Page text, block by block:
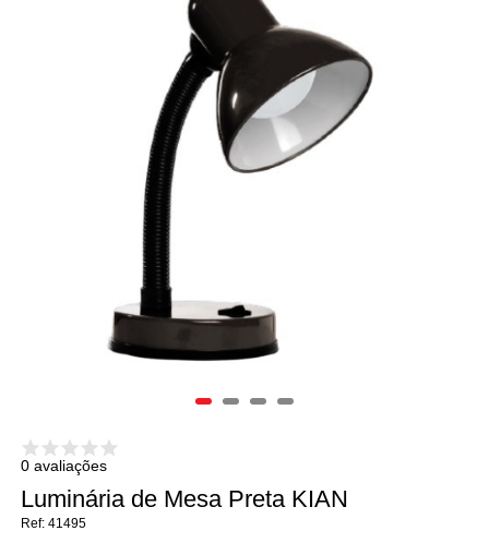
0 avaliações
Luminária de Mesa Preta KIAN
41495